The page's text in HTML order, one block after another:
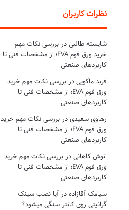
نظرات کاربران
شایسته طالبیدر بررسی نکات مهم
خرید ورق فوم EVA؛ از مشخصات فنی تا
کاربردهای صنعتی
فربد ماکوییدر بررسی نکات مهم خرید
ورق فوم EVA؛ از مشخصات فنی تا
کاربردهای صنعتی
رهاوی سعیدیدر بررسی نکات مهم خرید
ورق فوم EVA؛ از مشخصات فنی تا
کاربردهای صنعتی
انوش کاهانیدر بررسی نکات مهم خرید
ورق فوم EVA؛ از مشخصات فنی تا
کاربردهای صنعتی
سیامک آقازادهدر آیا نصب سینک
گرانیتی روی کانتر سنگی میشود؟